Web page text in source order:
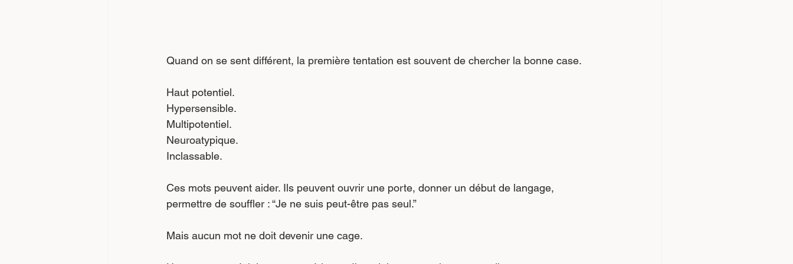
Quand on se sent différent, la première tentation est souvent de chercher la bonne case.
Haut potentiel.
Hypersensible.
Multipotentiel.
Neuroatypique.
Inclassable.
Ces mots peuvent aider. Ils peuvent ouvrir une porte, donner un début de langage,
permettre de souffler : “Je ne suis peut-être pas seul.”
Mais aucun mot ne doit devenir une cage.